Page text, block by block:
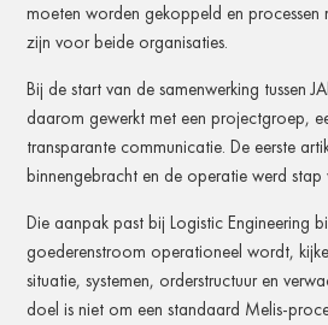
moeten worden gekoppeld en
zijn voor beide organisaties.
Bij de start van de samenwerking tussen
daarom gewerkt met een projectgroep,
transparante communicatie. De eerste
binnengebracht en de operatie werd
Die aanpak past bij Logistic Engineering
goederenstroom operationeel wordt,
situatie, systemen, orderstructuur en
doel is niet om een standaard Melis-